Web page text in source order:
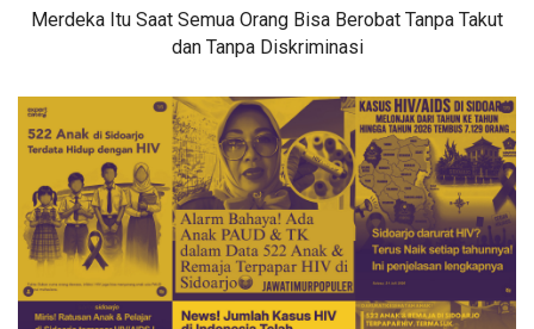
Merdeka Itu Saat Semua Orang Bisa Berobat Tanpa Takut
dan Tanpa Diskriminasi